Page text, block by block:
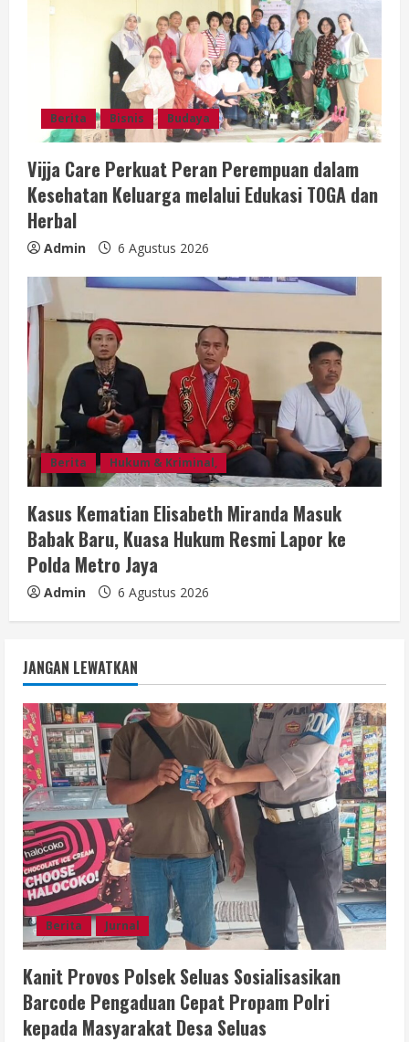
Berita Bisnis Budaya
Vijja Care Perkuat Peran Perempuan dalam
Kesehatan Keluarga melalui Edukasi TOGA dan
Herbal
Admin 6 Agustus 2026
Berita Hukum & Kriminal,
Kasus Kematian Elisabeth Miranda Masuk
Babak Baru, Kuasa Hukum Resmi Lapor ke
Polda Metro Jaya
Admin 6 Agustus 2026
JANGAN LEWATKAN
Berita Jurnal
Kanit Provos Polsek Seluas Sosialisasikan
Barcode Pengaduan Cepat Propam Polri
kepada Masyarakat Desa Seluas